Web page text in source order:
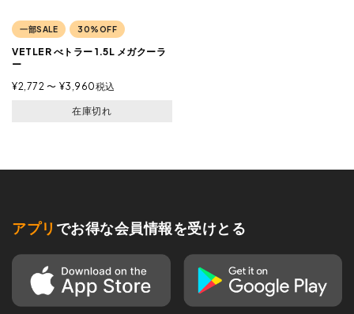
一部SALE 30%OFF
VETLER べトラー 1.5L メガクーラ
ー
¥2,772 〜 ¥3,960税込
在庫切れ
アプリ でお得な会員情報を受けとる